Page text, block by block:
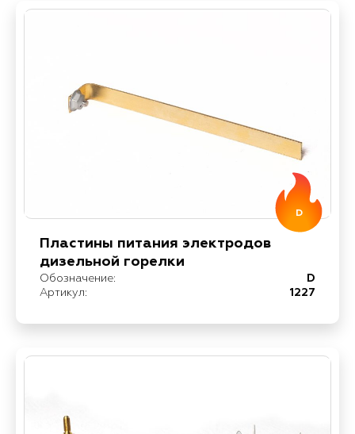
D
Пластины питания электродов
дизельной горелки
Обозначение:
D
Артикул:
1227